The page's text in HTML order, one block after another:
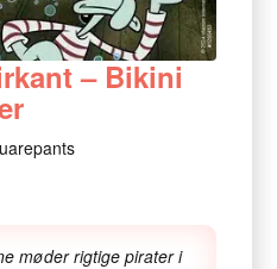
– Bikini
møder rigtige pirater i